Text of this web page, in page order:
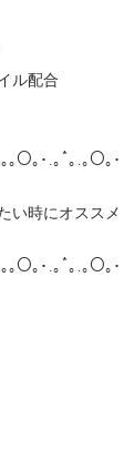
ル配合
｡O｡･.｡*｡.｡O｡･
い時にオススメ
｡O｡･.｡*｡.｡O｡･